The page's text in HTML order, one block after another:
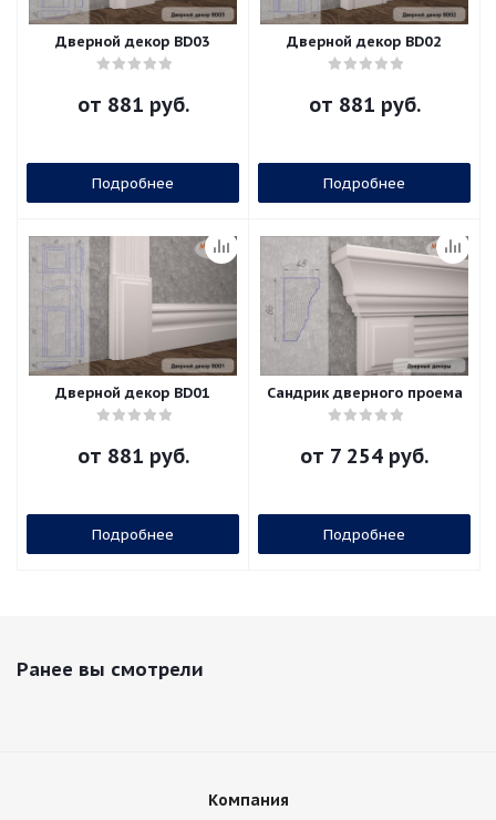
Дверной декор BD03
от 881 руб.
Подробнее
Дверной декор BD02
от 881 руб.
Подробнее
Дверной декор BD01
от 881 руб.
Подробнее
Сандрик дверного проема
от 7 254 руб.
Подробнее
Ранее вы смотрели
Компания